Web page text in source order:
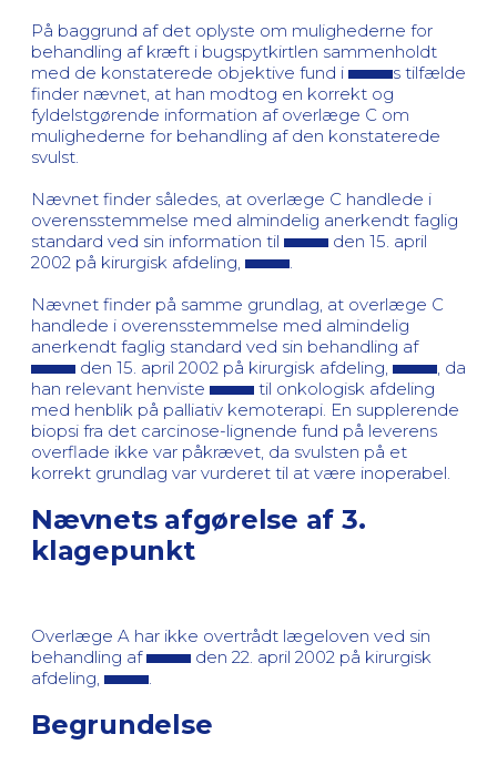
På baggrund af det oplyste om mulighederne for
behandling af kræft i bugspytkirtlen sammenholdt
med de konstaterede objektive fund i
s tilfælde
finder nævnet, at han modtog en korrekt og
fyldelstgørende information af overlæge C om
mulighederne for behandling af den konstaterede
svulst.
Nævnet finder således, at overlæge C handlede i
overensstemmelse med almindelig anerkendt faglig
standard ved sin information til
den 15. april
2002 på kirurgisk afdeling,
Nævnet finder på samme grundlag, at overlæge C
handlede i overensstemmelse med almindelig
anerkendt faglig standard ved sin behandling af
den 15. april 2002 på kirurgisk afdeling,
, da
han relevant henviste
til onkologisk afdeling
med henblik på palliativ kemoterapi. En supplerende
biopsi fra det carcinose-lignende fund på leverens
overflade ikke var påkrævet, da svulsten på et
korrekt grundlag var vurderet til at være inoperabel.
Nævnets afgørelse af 3.
klagepunkt
Overlæge A har ikke overtrådt lægeloven ved sin
behandling af
den 22. april 2002 på kirurgisk
afdeling,
Begrundelse